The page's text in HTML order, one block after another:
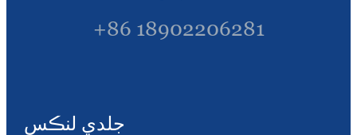
+86 18902206281
جلدي لنڪس